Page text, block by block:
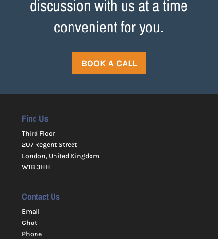
discussion with us at a time
convenient for you.
BOOK A CALL
Find Us
Third Floor
207 Regent Street
London, United Kingdom
W1B 3HH
Contact Us
Email
Chat
Phone